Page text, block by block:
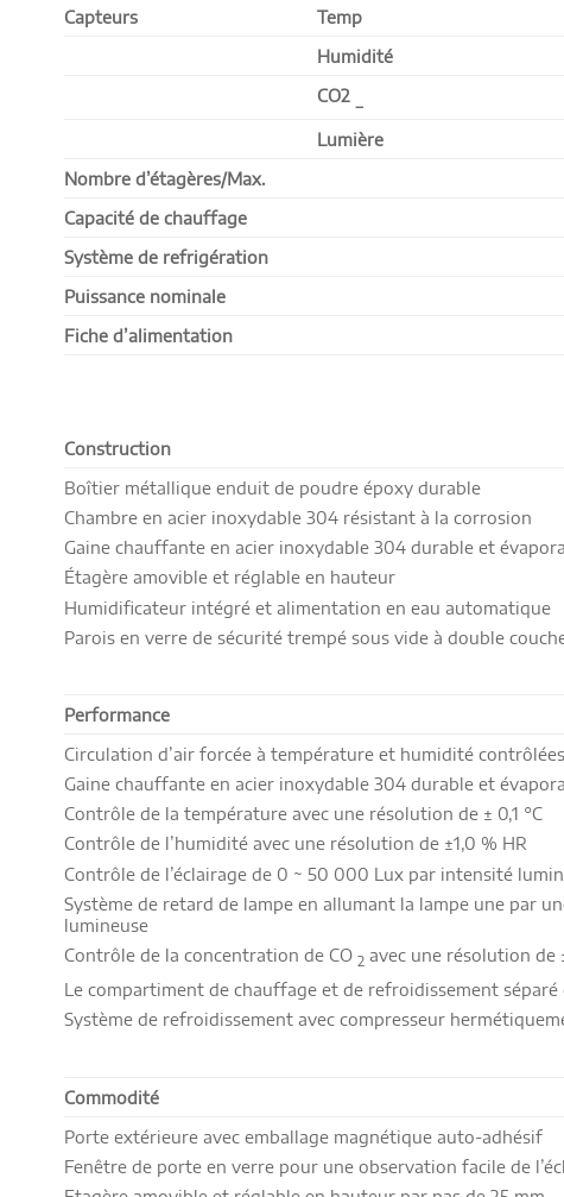
Capteurs
Temp
Humidité
CO2
Lumière
Nombre d’étagères/Max.
Capacité de chauffage
Système de refrigération
Puissance nominale
Fiche d’alimentation
Construction
Boîtier métallique enduit de poudre époxy durable
Chambre en acier inoxydable 304 résistant à la corrosion
Gaine chauffante en acier inoxydable 304 durable et
Étagère amovible et réglable en hauteur
Humidificateur intégré et alimentation en eau automatique
Parois en verre de sécurité trempé sous vide à double
Performance
Circulation d’air forcée à température et humidité
Gaine chauffante en acier inoxydable 304 durable et
Contrôle de la température avec une résolution de ± 0,1 °C
Contrôle de l’humidité avec une résolution de ±1,0 % HR
Contrôle de l’éclairage de 0 ~ 50 000 Lux par intensité
Système de retard de lampe en allumant la lampe une par
lumineuse
Contrôle de la concentration de CO 2avec une résolution de
Le compartiment de chauffage et de refroidissement
Système de refroidissement avec compresseur
Commodité
Porte extérieure avec emballage magnétique auto-adhésif
Fenêtre de porte en verre pour une observation facile de